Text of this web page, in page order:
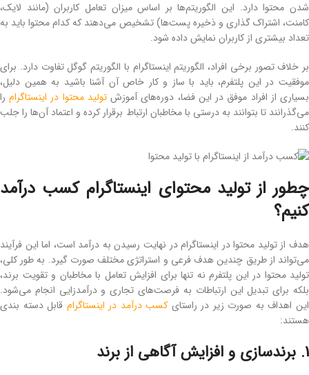
شدن محتوا دارد. این الگوریتم‌ها بر اساس میزان تعامل کاربران (مانند لایک،
کامنت، اشتراک ‌گذاری و ذخیره پست‌ها) تشخیص می‌دهند که کدام محتوا باید به
تعداد بیشتری از کاربران نمایش داده شود.
بر خلاف تصور برخی افراد، الگوریتم اینستاگرام با الگوریتم گوگل تفاوت دارد. برای
موفقیت در این پلتفرم، باید با ساز و کار خاص آن آشنا باشید به ‌همین ‌‌دلیل،
بسیاری از افراد موفق در این فضا، دوره‌های آموزشتولید محتوا در اینستاگرامرا
می‌گذرانند تا بتوانند به ‌درستی با مخاطبان ارتباط برقرار کرده و اعتماد آن‌ها را جلب
کنند.
چطور از تولید محتوای اینستاگرام کسب درآمد
کنیم؟
هدف از تولید محتوا در اینستاگرام در نهایت رسیدن به درآمد است، اما این فرآیند
می‌تواند از طریق چندین هدف فرعی و استراتژی مختلف صورت گیرد. به‌ طور کلی،
تولید محتوا در این پلتفرم نه تنها برای افزایش تعامل با مخاطبان و تقویت برند،
بلکه برای تبدیل این ارتباطات به فرصت‌های تجاری و درآمدزایی انجام می‌شود.
این اهداف به‌ صورت زیر در راستای کسب درآمد در اینستاگرام قابل دسته ‌بندی
هستند:
1. برندسازی و افزایش آگاهی از برند